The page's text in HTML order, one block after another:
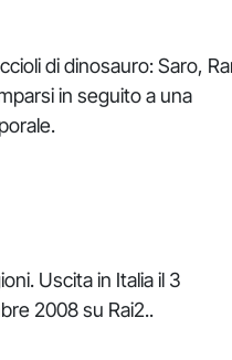
di dinosauro: Saro,
in seguito a una
Uscita in Italia il 3
2008 su Rai2..